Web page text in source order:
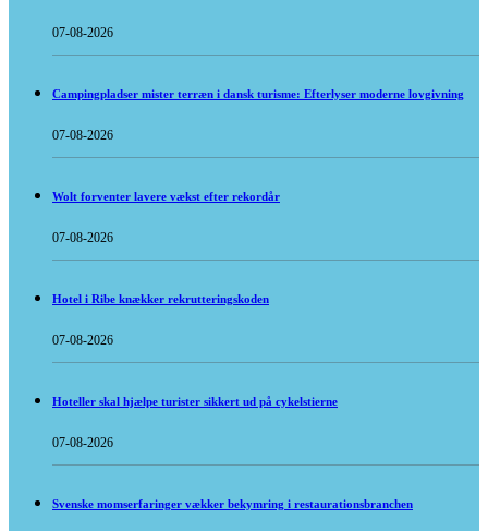
07-08-2026
Campingpladser mister terræn i dansk turisme: Efterlyser moderne lovgivning
07-08-2026
Wolt forventer lavere vækst efter rekordår
07-08-2026
Hotel i Ribe knækker rekrutteringskoden
07-08-2026
Hoteller skal hjælpe turister sikkert ud på cykelstierne
07-08-2026
Svenske momserfaringer vækker bekymring i restaurationsbranchen